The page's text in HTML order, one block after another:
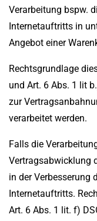
Verarbeitung bspw.
Internetauftritts in
Angebot einer
Rechtsgrundlage
und Art. 6 Abs. 1 lit
zur
verarbeitet werden.
Falls die
Vertragsabwicklung
in der Verbesserung
Internetauftritts.
Art. 6 Abs. 1 lit. f)